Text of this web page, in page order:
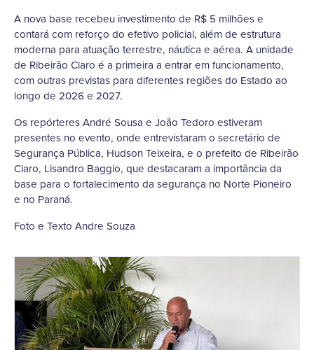
A nova base recebeu investimento de R$ 5 milhões e
contará com reforço do efetivo policial, além de estrutura
moderna para atuação terrestre, náutica e aérea. A unidade
de Ribeirão Claro é a primeira a entrar em funcionamento,
com outras previstas para diferentes regiões do Estado ao
longo de 2026 e 2027.
Os repórteres André Sousa e João Tedoro estiveram
presentes no evento, onde entrevistaram o secretário de
Segurança Pública, Hudson Teixeira, e o prefeito de Ribeirão
Claro, Lisandro Baggio, que destacaram a importância da
base para o fortalecimento da segurança no Norte Pioneiro
e no Paraná.
Foto e Texto Andre Souza